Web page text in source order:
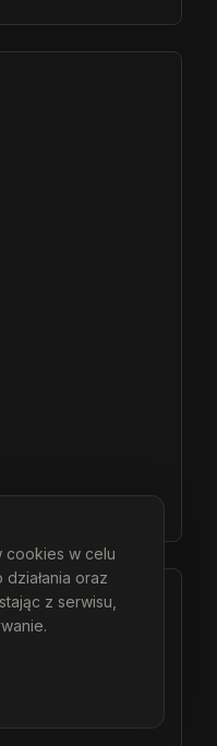
cookies w celu
oraz
z serwisu,